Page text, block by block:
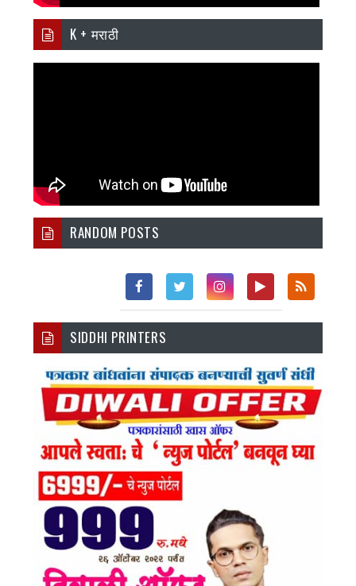
K + मराठी
RANDOM POSTS
Fac
Ebo
Ok
Twi
Inst
Am
You
E
SIDDHI PRINTERS